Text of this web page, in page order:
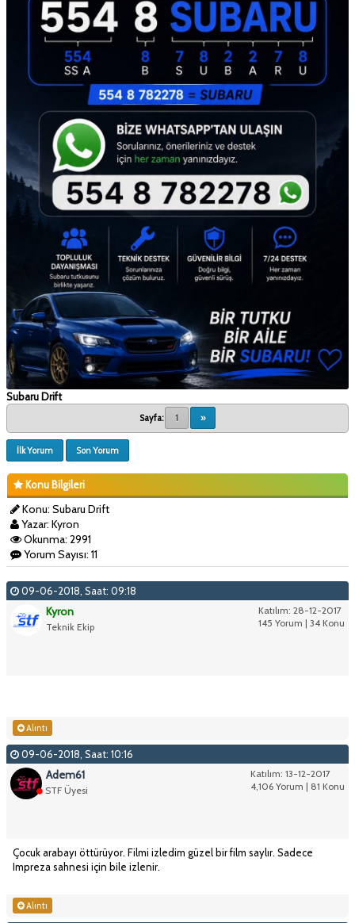
Subaru Drift
Sayfa: 1 »
İlk Yorum Son Yorum
Konu Bilgileri
Konu: Subaru Drift
Yazar: Kyron
Okunma: 2991
Yorum Sayısı: 11
09-06-2018, Saat: 09:18
Katılım: 28-12-2017
145 Yorum | 34 Konu
Kyron
Teknik Ekip
Alıntı
09-06-2018, Saat: 10:16
Katılım: 13-12-2017
4,106 Yorum | 81 Konu
Adem61
STF Üyesi
Çocuk arabayı öttürüyor. Filmi izledim güzel bir film saylır. Sadece
Impreza sahnesi için bile izlenir.
Alıntı